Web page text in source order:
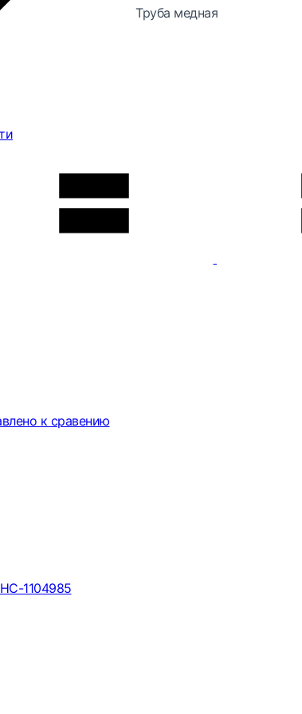
Труба медная
к сравению
1104985